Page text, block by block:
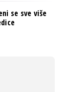
se sve više